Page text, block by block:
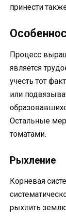
принести
Процесс
является
учесть тот
или
Остальные
томатами.
Рыхление
Корневая
рыхлить землю